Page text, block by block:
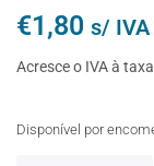
€1,80 s/ IVA
Acresce o IVA à
Disponível por